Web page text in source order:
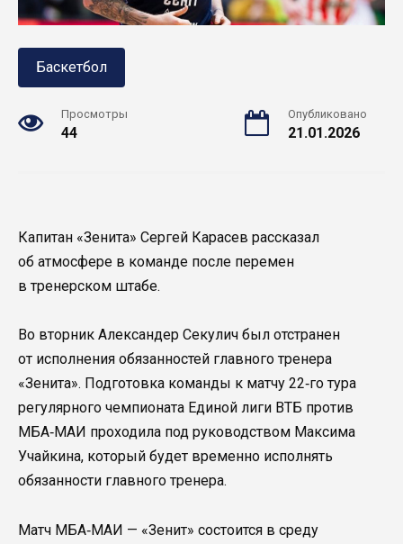
Баскетбол
Просмотры
44
Опубликовано
21.01.2026
Капитан «Зенита» Сергей Карасев рассказал
об атмосфере в команде после перемен
в тренерском штабе.
Во вторник Александер Секулич был отстранен
от исполнения обязанностей главного тренера
«Зенита». Подготовка команды к матчу 22‑го тура
регулярного чемпионата Единой лиги ВТБ против
МБА‑МАИ проходила под руководством Максима
Учайкина, который будет временно исполнять
обязанности главного тренера.
Матч МБА‑МАИ — «Зенит» состоится в среду